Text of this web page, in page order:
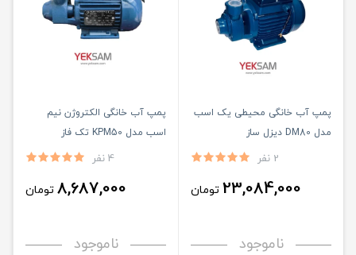
پمپ آب خانگی محیطی یک اسب
مدل DM80 دیزل ساز
2 نفر
23,084,000 تومان
ناموجود
پمپ آب خانگی الکتروژن نیم
اسب مدل KPM50 تک فاز
4 نفر
8,687,000 تومان
ناموجود